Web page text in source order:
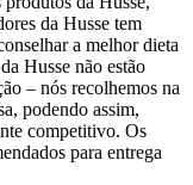
da Husse tem
a melhor dieta
Husse não estão
– nós recolhemos na
podendo assim,
competitivo. Os
para entrega